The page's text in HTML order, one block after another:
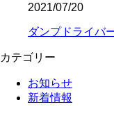
2021/07/20
ダンプドライバ
カテゴリー
お知らせ
新着情報